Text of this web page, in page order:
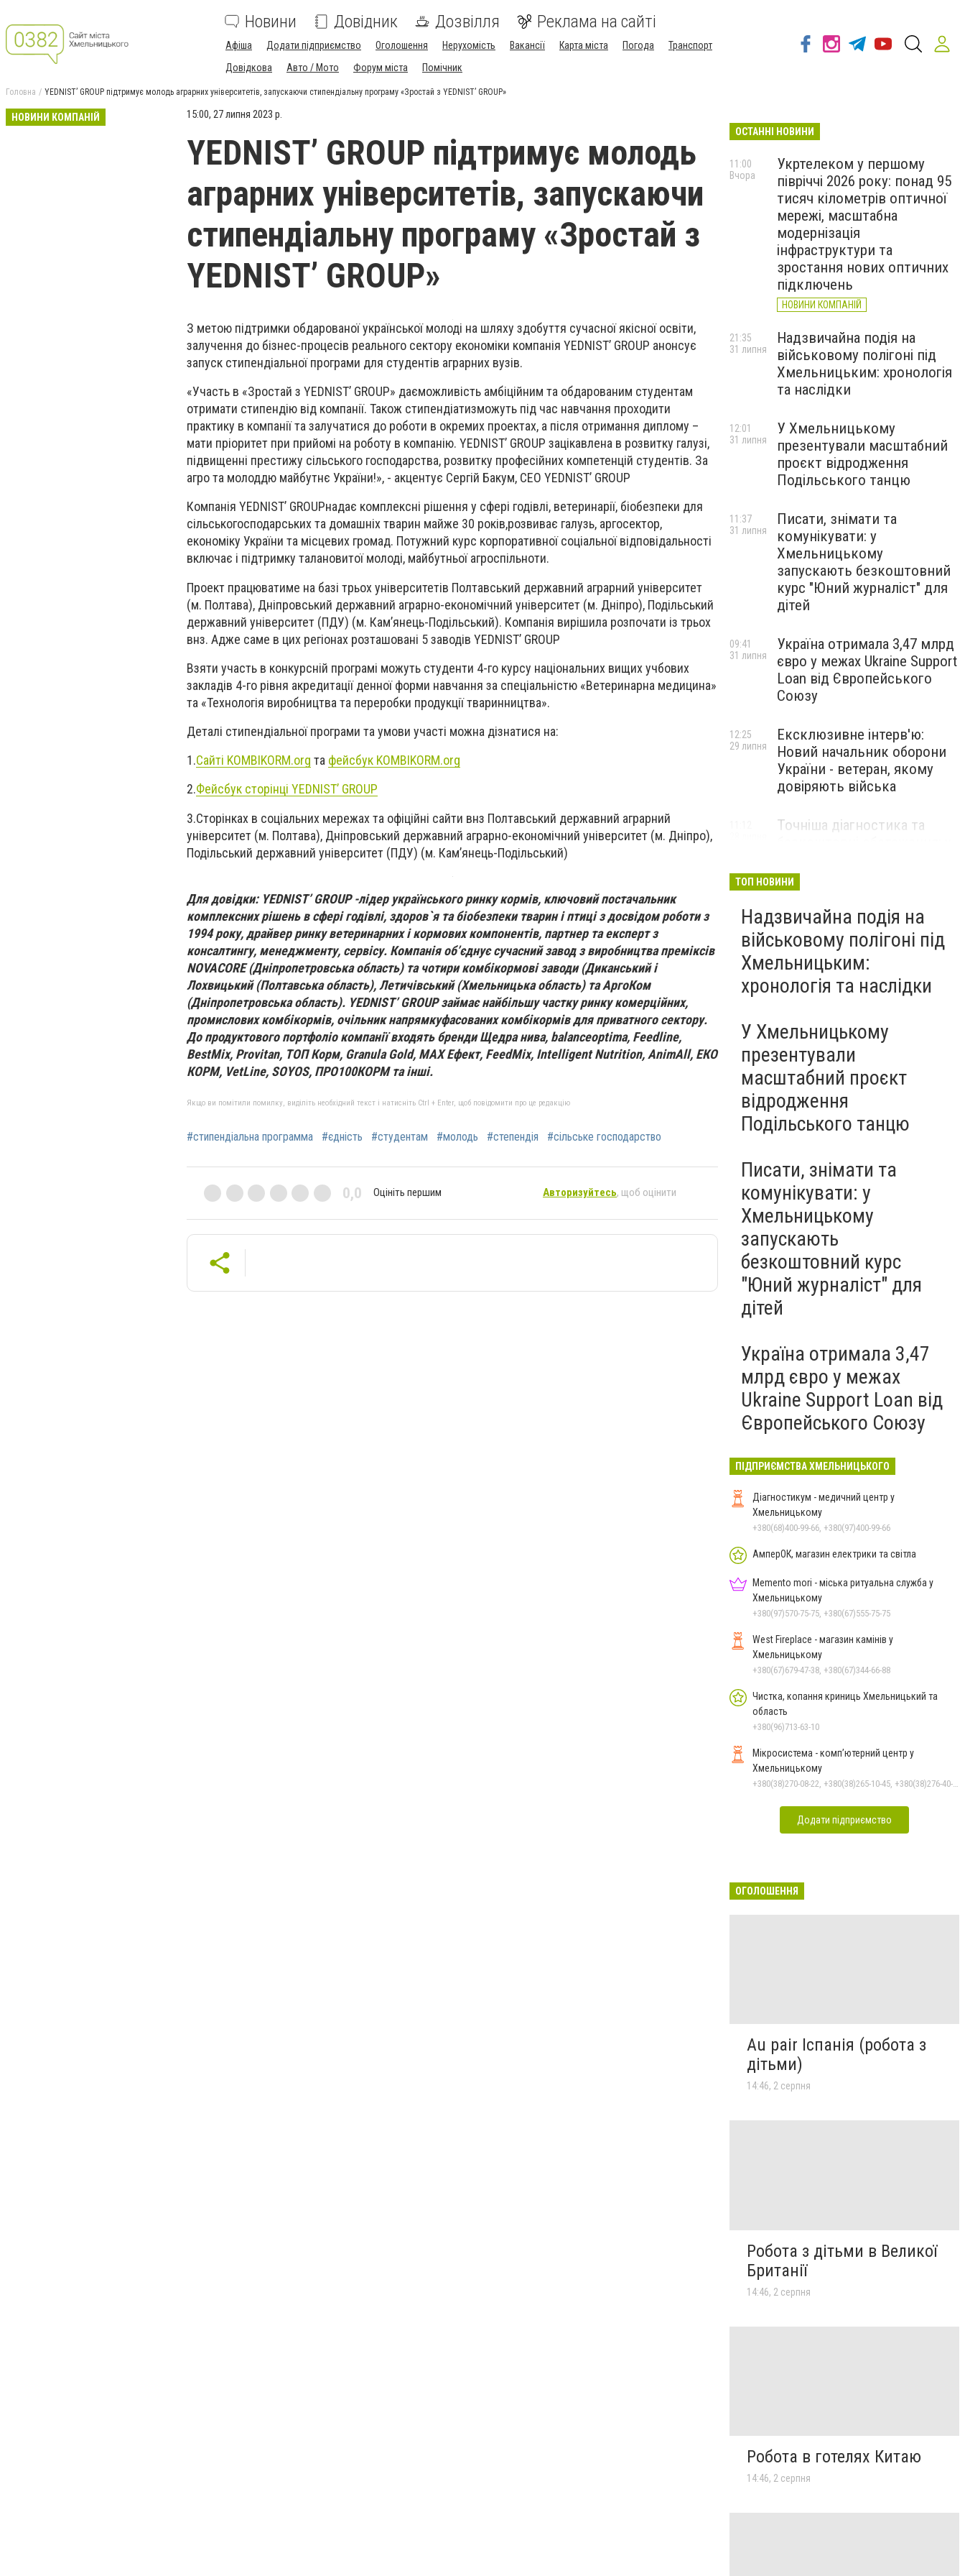
Новини Довідник Дозвілля Реклама на сайті
Афіша Додати підприємство Оголошення Нерухомість Вакансії Карта міста Погода
Транспорт
Довідкова
Авто / Мото Форум міста Помічник
Головна YEDNIST’ GROUP підтримує молодь аграрних університетів, запускаючи стипендіальну програму «Зростай з YEDNIST’ GROUP»
НОВИНИ КОМПАНІЙ 15:00, 27 липня 2023 р.
YEDNIST’ GROUP підтримує молодь
аграрних університетів, запускаючи
стипендіальну програму «Зростай з
YEDNIST’ GROUP»
З метою підтримки обдарованої української молоді на шляху здобуття сучасної якісної освіти,
залучення до бізнес-процесів реального сектору економіки компанія YEDNIST’ GROUP анонсує
запуск стипендіальної програми для студентів аграрних вузів.
«Участь в «Зростай з YEDNIST’ GROUP» даєможливість амбіційним та обдарованим студентам
отримати стипендію від компанії. Також стипендіатизможуть під час навчання проходити
практику в компанії та залучатися до роботи в окремих проектах, а після отримання диплому –
мати пріоритет при прийомі на роботу в компанію. YEDNIST’ GROUP зацікавлена в розвитку галузі,
підвищенні престижу сільського господарства, розвитку професійних компетенцій студентів. За
агро та молоддю майбутнє України!», - акцентує Сергій Бакум, СЕО YEDNIST’ GROUP
Компанія YEDNIST’ GROUPнадає комплексні рішення у сфері годівлі, ветеринарії, біобезпеки для
сільськогосподарських та домашніх тварин майже 30 років,розвиває галузь, аргосектор,
економіку України та місцевих громад. Потужний курс корпоративної соціальної відповідальності
включає і підтримку талановитої молоді, майбутньої агроспільноти.
Проект працюватиме на базі трьох університетів Полтавський державний аграрний університет
(м. Полтава), Дніпровський державний аграрно-економічний університет (м. Дніпро), Подільський
державний університет (ПДУ) (м. Кам’янець-Подільський). Компанія вирішила розпочати із трьох
внз. Адже саме в цих регіонах розташовані 5 заводів YEDNIST’ GROUP
Взяти участь в конкурсній програмі можуть студенти 4-го курсу національних вищих учбових
закладів 4-го рівня акредитації денної форми навчання за спеціальністю «Ветеринарна медицина»
та «Технологія виробництва та переробки продукції тваринництва».
Деталі стипендіальної програми та умови участі можна дізнатися на:
1.Сайті KOMBIKORM.org та фейсбук KOMBIKORM.org
2.Фейсбук сторінці YEDNIST’ GROUP
3.Сторінках в соціальних мережах та офіційні сайти внз Полтавський державний аграрний
університет (м. Полтава), Дніпровський державний аграрно-економічний університет (м. Дніпро),
Подільський державний університет (ПДУ) (м. Кам’янець-Подільський)
Для довідки: YEDNIST’ GROUP -лідер українського ринку кормів, ключовий постачальник
комплексних рішень в сфері годівлі, здоров`я та біобезпеки тварин і птиці з досвідом роботи з
1994 року, драйвер ринку ветеринарних і кормових компонентів, партнер та експерт з
консалтингу, менеджменту, сервісу. Компанія об’єднує сучасний завод з виробництва преміксів
NOVACORE (Дніпропетровська область) та чотири комбікормові заводи (Диканський і
Лохвицький (Полтавська область), Летичівський (Хмельницька область) та АргоКом
(Дніпропетровська область). YEDNIST’ GROUP займає найбільшу частку ринку комерційних,
промислових комбікормів, очільник напрямкуфасованих комбікормів для приватного сектору.
До продуктового портфоліо компанії входять бренди Щедра нива, balanceoptima, Feedline,
BestMix, Provitan, ТОП Корм, Granula Gold, MAX Ефект, FeedMix, Intelligent Nutrition, AnimAll, ЕКО
КОРМ, VetLine, SOYOS, ПРО100КОРМ та інші.
Якщо ви помітили помилку, виділіть необхідний текст і натисніть Ctrl + Enter, щоб повідомити про це редакцію
#стипендіальна программа #єдність #студентам #молодь #степендія #сільське господарство
0,0 Оцініть першим Авторизуйтесь, щоб оцінити
ОСТАННІ НОВИНИ
Укртелеком у першому
півріччі 2026 року: понад 95
тисяч кілометрів оптичної
мережі, масштабна
модернізація
інфраструктури та
зростання нових оптичних
підключень
НОВИНИ КОМПАНІЙ
11:00
Вчора
Надзвичайна подія на
військовому полігоні під
Хмельницьким: хронологія
та наслідки
21:35
31 липня
У Хмельницькому
презентували масштабний
проєкт відродження
Подільського танцю
12:01
31 липня
Писати, знімати та
комунікувати: у
Хмельницькому
запускають безкоштовний
курс "Юний журналіст" для
дітей
11:37
31 липня
Україна отримала 3,47 млрд
євро у межах Ukraine Support
Loan від Європейського
Союзу
09:41
31 липня
Ексклюзивне інтерв'ю:
Новий начальник оборони
України - ветеран, якому
довіряють війська
12:25
29 липня
Точніша діагностика та
протипухлинному центрі
запрацював новий
томограф
Паперовий флот замість
Чорноморського: як реальні
втрати Росії перетворилися
на дитячу аплікацію
23:42
27 липня
ТОП НОВИНИ
Надзвичайна подія на
військовому полігоні під
Хмельницьким:
хронологія та наслідки
У Хмельницькому
презентували
масштабний проєкт
відродження
Подільського танцю
Писати, знімати та
комунікувати: у
Хмельницькому
запускають
безкоштовний курс
"Юний журналіст" для
дітей
Україна отримала 3,47
млрд євро у межах
Ukraine Support Loan від
Європейського Союзу
ПІДПРИЄМСТВА ХМЕЛЬНИЦЬКОГО
Діагностикум - медичний центр у
Хмельницькому
+380(68)400-99-66, +380(97)400-99-66
АмперОК, магазин електрики та світла
Memento mori - міська ритуальна служба у
Хмельницькому
+380(97)570-75-75, +380(67)555-75-75
West Fireplace - магазин камінів у
Хмельницькому
+380(67)679-47-38, +380(67)344-66-88
Чистка, копання криниць Хмельницький та
область
+380(96)713-63-10
Мікросистема - комп’ютерний центр у
Хмельницькому
+380(38)270-08-22, +380(38)265-10-45, +380(38)276-40-56, +380(38)270-08-23
Додати підприємство
ОГОЛОШЕННЯ
Au pair Іспанія (робота з
дітьми)
14:46, 2 серпня
Робота з дітьми в Великої
Британії
14:46, 2 серпня
Робота в готелях Китаю
14:46, 2 серпня